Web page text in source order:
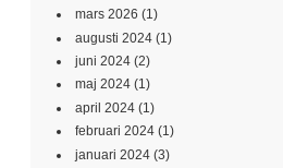
mars 2026 (1)
augusti 2024 (1)
juni 2024 (2)
maj 2024 (1)
april 2024 (1)
februari 2024 (1)
januari 2024 (3)